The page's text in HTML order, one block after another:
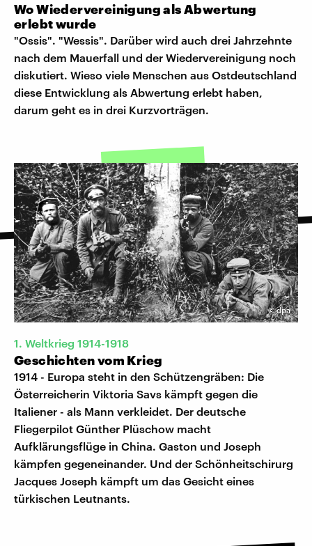
Wo Wiedervereinigung als Abwertung
erlebt wurde
"Ossis". "Wessis". Darüber wird auch drei Jahrzehnte
nach dem Mauerfall und der Wiedervereinigung noch
diskutiert. Wieso viele Menschen aus Ostdeutschland
diese Entwicklung als Abwertung erlebt haben,
darum geht es in drei Kurzvorträgen.
©dpa
1. Weltkrieg 1914-1918
Geschichten vom Krieg
1914 - Europa steht in den Schützengräben: Die
Österreicherin Viktoria Savs kämpft gegen die
Italiener - als Mann verkleidet. Der deutsche
Fliegerpilot Günther Plüschow macht
Aufklärungsflüge in China. Gaston und Joseph
kämpfen gegeneinander. Und der Schönheitschirurg
Jacques Joseph kämpft um das Gesicht eines
türkischen Leutnants.